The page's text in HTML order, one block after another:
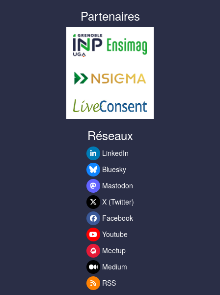
Partenaires
Réseaux
LinkedIn
Bluesky
Mastodon
X (Twitter)
Facebook
Youtube
Meetup
Medium
RSS